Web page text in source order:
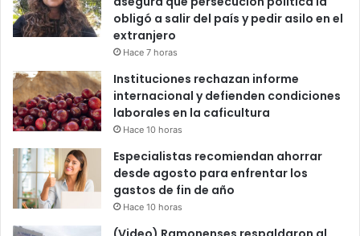
obligó a salir del país y pedir asilo en el
extranjero
Hace 7 horas
Instituciones rechazan informe
internacional y defienden condiciones
laborales en la caficultura
Hace 10 horas
Especialistas recomiendan ahorrar
desde agosto para enfrentar los
gastos de fin de año
Hace 10 horas